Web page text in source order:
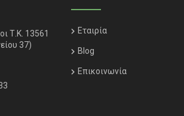
Τ.Κ. 13561
37)
Εταιρία
Blog
Επικοινωνία